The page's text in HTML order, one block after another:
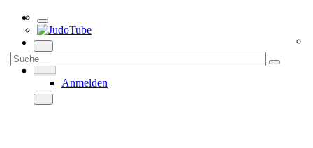
Anmelden